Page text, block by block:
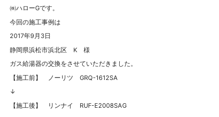
㈱ハローGです。
今回の施工事例は
2017年9月3日
静岡県浜松市浜北区 K 様
ガス給湯器の交換をさせていただきました。
【施工前】 ノーリツ GRQ-1612SA
↓
【施工後】 リンナイ RUF-E2008SAG